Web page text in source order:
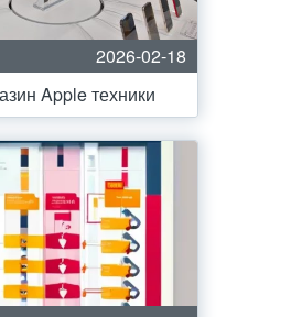
2026-02-18
Apple техники